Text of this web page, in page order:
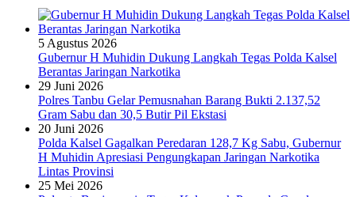
5 Agustus 2026
Gubernur H Muhidin Dukung Langkah Tegas Polda Kalsel
Berantas Jaringan Narkotika
29 Juni 2026
Polres Tanbu Gelar Pemusnahan Barang Bukti 2.137,52
Gram Sabu dan 30,5 Butir Pil Ekstasi
20 Juni 2026
Polda Kalsel Gagalkan Peredaran 128,7 Kg Sabu, Gubernur
H Muhidin Apresiasi Pengungkapan Jaringan Narkotika
Lintas Provinsi
25 Mei 2026